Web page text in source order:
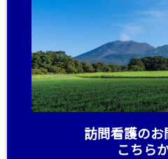
訪問看護のお
こちら